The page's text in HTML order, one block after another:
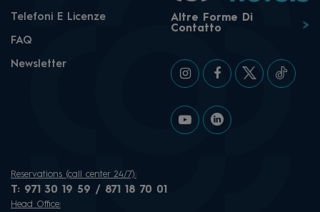
Telefoni E Licenze
FAQ
Newsletter
Altre Forme Di
Contatto
Reservations (call center 24/7):
T: 971 30 19 59 / 871 18 70 01
Head Office: